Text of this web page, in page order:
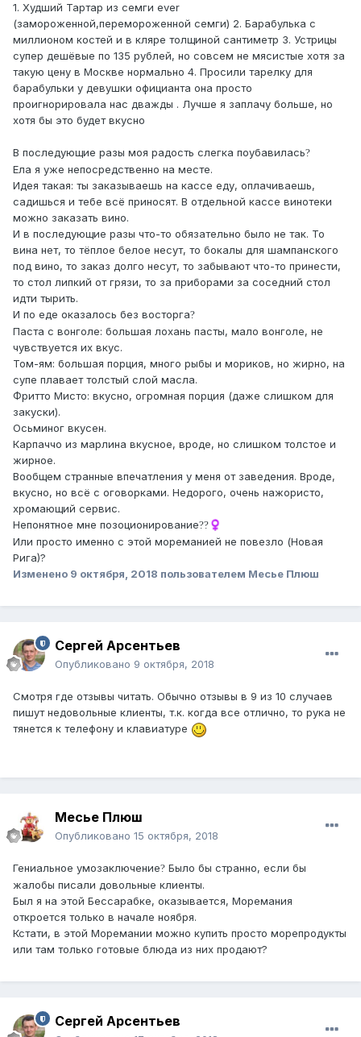
1. Худший Тартар из семги ever
(замороженной,перемороженной семги) 2. Барабулька с
миллионом костей и в кляре толщиной сантиметр 3. Устрицы
супер дешёвые по 135 рублей, но совсем не мясистые хотя за
такую цену в Москве нормально 4. Просили тарелку для
барабульки у девушки официанта она просто
проигнорировала нас дважды . Лучше я заплачу больше, но
хотя бы это будет вкусно
В последующие разы моя радость слегка поубавилась?
Ела я уже непосредственно на месте.
Идея такая: ты заказываешь на кассе еду, оплачиваешь,
садишься и тебе всё приносят. В отдельной кассе винотеки
можно заказать вино.
И в последующие разы что-то обязательно было не так. То
вина нет, то тёплое белое несут, то бокалы для шампанского
под вино, то заказ долго несут, то забывают что-то принести,
то стол липкий от грязи, то за приборами за соседний стол
идти тырить.
И по еде оказалось без восторга?
Паста с вонголе: большая лохань пасты, мало вонголе, не
чувствуется их вкус.
Том-ям: большая порция, много рыбы и мориков, но жирно, на
супе плавает толстый слой масла.
Фритто Мисто: вкусно, огромная порция (даже слишком для
закуски).
Осьминог вкусен.
Карпаччо из марлина вкусное, вроде, но слишком толстое и
жирное.
Вообщем странные впечатления у меня от заведения. Вроде,
вкусно, но всё с оговорками. Недорого, очень нажористо,
хромающий сервис.
Непонятное мне позоционирование??‍♀️
Или просто именно с этой мореманией не повезло (Новая
Рига)?
Изменено 9 октября, 2018 пользователем Месье Плюш
Сергей Арсентьев
Опубликовано 9 октября, 2018
Смотря где отзывы читать. Обычно отзывы в 9 из 10 случаев
пишут недовольные клиенты, т.к. когда все отлично, то рука не
тянется к телефону и клавиатуре
Месье Плюш
Опубликовано 15 октября, 2018
Гениальное умозаключение? Было бы странно, если бы
жалобы писали довольные клиенты.
Был я на этой Бессарабке, оказывается, Моремания
откроется только в начале ноября.
Кстати, в этой Моремании можно купить просто морепродукты
или там только готовые блюда из них продают?
Сергей Арсентьев